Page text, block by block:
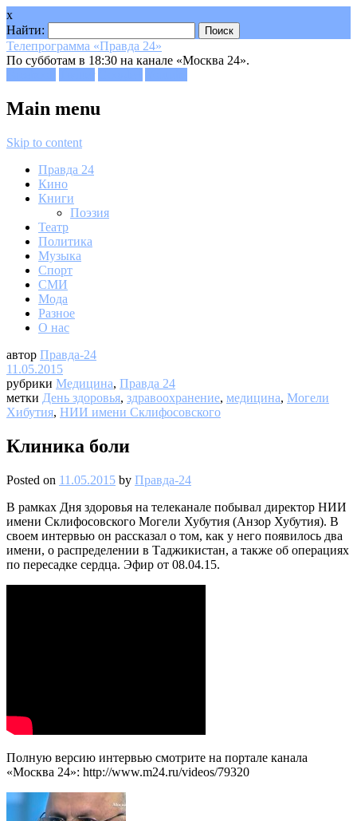
x
Найти:
Телепрограмма «Правда 24»
По субботам в 18:30 на канале «Москва 24».
Main menu
Skip to content
Правда 24
Кино
Книги
Поэзия
Театр
Политика
Музыка
Спорт
СМИ
Мода
Разное
О нас
автор Правда-24
11.05.2015
рубрики Медицина, Правда 24
метки День здоровья, здравоохранение, медицина, Могели
Хибутия, НИИ имени Склифосовского
Клиника боли
Posted on 11.05.2015 by Правда-24
В рамках Дня здоровья на телеканале побывал директор НИИ
имени Склифосовского Могели Хубутия (Анзор Хубутия). В
своем интервью он рассказал о том, как у него появилось два
имени, о распределении в Таджикистан, а также об операциях
по пересадке сердца. Эфир от 08.04.15.
Полную версию интервью смотрите на портале канала
«Москва 24»: http://www.m24.ru/videos/79320